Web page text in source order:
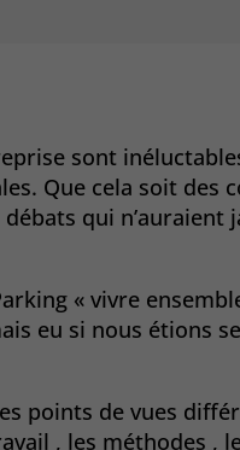
sont
Que cela soit des
qui n’auraient
« vivre
eu si nous étions
points de vues
, les méthodes ,